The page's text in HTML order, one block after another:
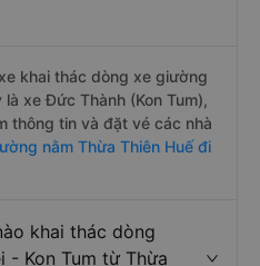
khai thác dòng xe giường
xe Đức Thành (Kon Tum),
thông tin và đặt vé các nhà
nằm Thừa Thiên Huế đi
khai thác dòng
- Kon Tum từ Thừa